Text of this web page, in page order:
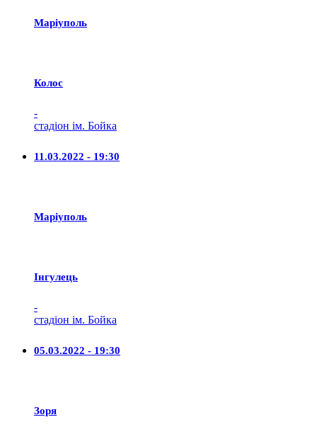
Маріуполь
Колос
-
стадіон ім. Бойка
11.03.2022 - 19:30
Маріуполь
Iнгулець
-
стадіон ім. Бойка
05.03.2022 - 19:30
Зоря